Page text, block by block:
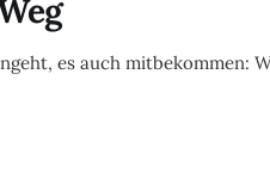
es auch mitbekommen: